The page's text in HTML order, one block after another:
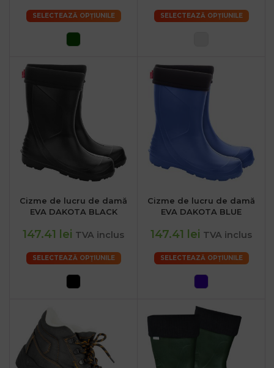
SELECTEAZĂ OPȚIUNILE SELECTEAZĂ OPȚIUNILE
Cizme de lucru de damă
EVA DAKOTA BLACK
147.41 lei TVA inclus
SELECTEAZĂ OPȚIUNILE
Cizme de lucru de damă
EVA DAKOTA BLUE
147.41 lei TVA inclus
SELECTEAZĂ OPȚIUNILE